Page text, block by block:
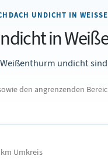
UNDICHT IN
in
undicht
den angrenzenden
Umkreis